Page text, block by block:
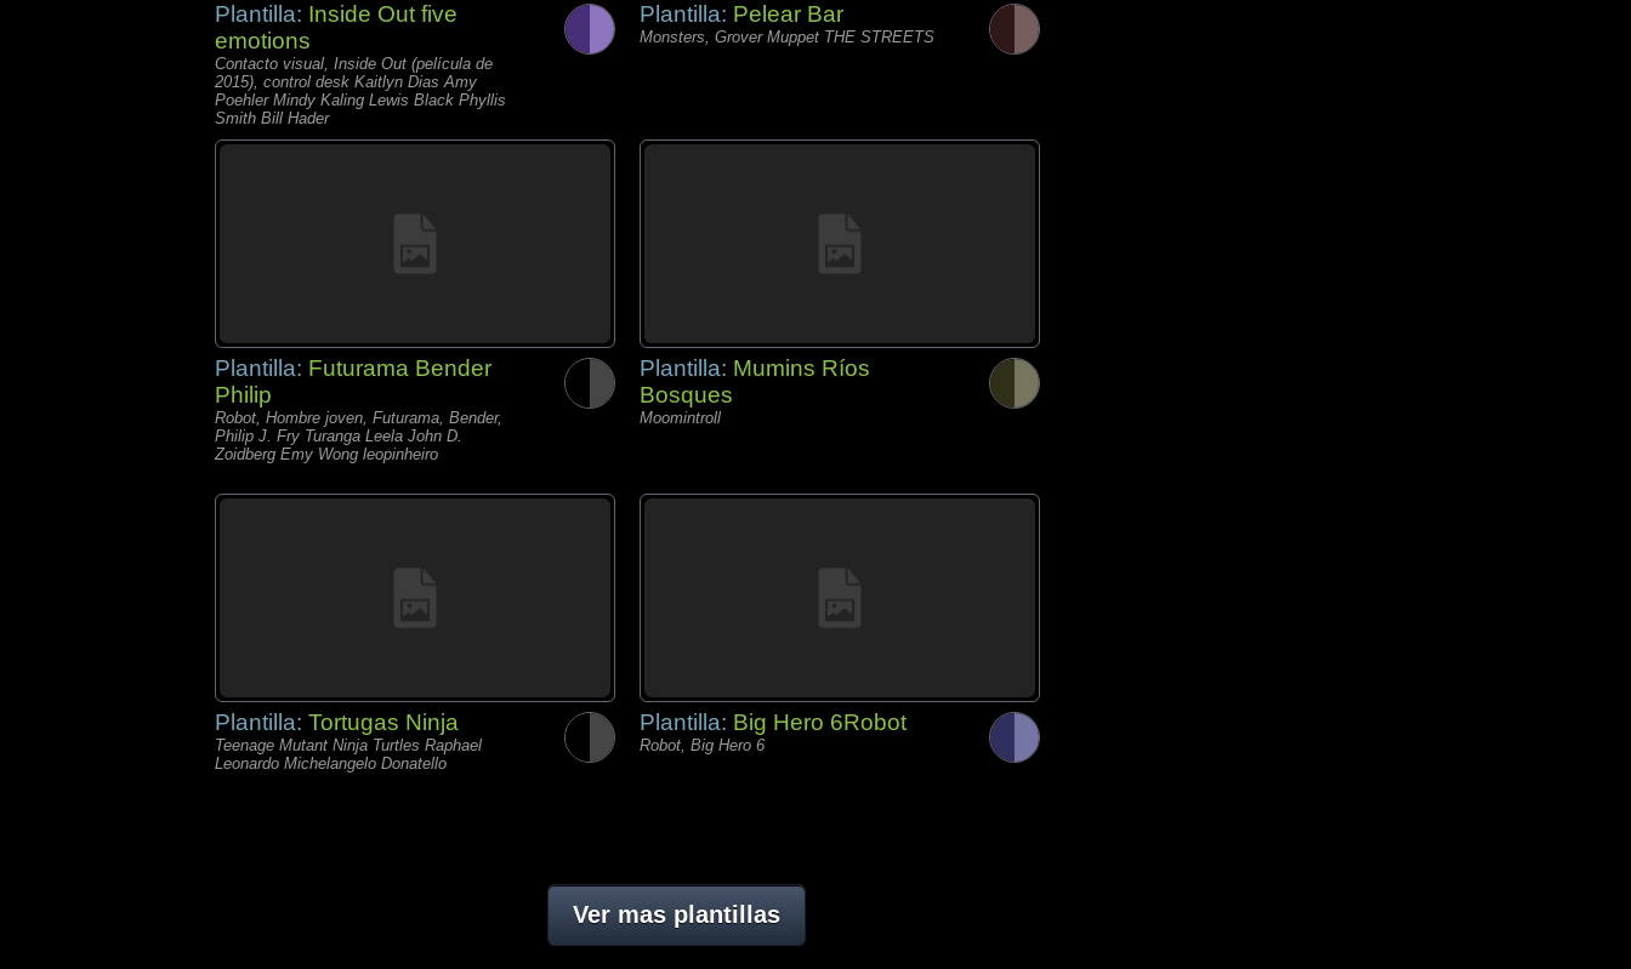
Plantilla: Inside Out five
emotions
Contacto visual, Inside Out (película de
2015), control desk Kaitlyn Dias Amy
Poehler Mindy Kaling Lewis Black Phyllis
Smith Bill Hader
Plantilla: Pelear Bar
Monsters, Grover Muppet THE STREETS
Plantilla: Futurama Bender
Philip
Robot, Hombre joven, Futurama, Bender,
Philip J. Fry Turanga Leela John D.
Zoidberg Emy Wong leopinheiro
Plantilla: Mumins Ríos
Bosques
Moomintroll
Plantilla: Tortugas Ninja
Teenage Mutant Ninja Turtles Raphael
Leonardo Michelangelo Donatello
Plantilla: Big Hero 6Robot
Robot, Big Hero 6
Ver mas plantillas